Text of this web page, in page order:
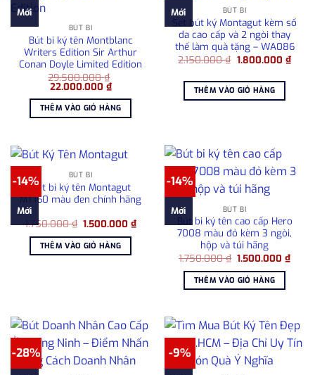
Mới
BÚT BI
Bút bi ký tên Montblanc
Writers Edition Sir Arthur
Conan Doyle Limited Edition
29.500.000₫
Giá
là:
29.500.000 ₫.
22.000.000 ₫Giá
hiện
tại
là:
22.000.000 ₫.
THÊM VÀO GIỎ HÀNG
Mới BÚT BI
Set bút ký Montagut kèm sổ
da cao cấp và 2 ngòi thay
thế làm quà tặng – WA086
2.150.000₫ Giá
2.150.000 ₫.
1.800.000 ₫Giá
hiện
THÊM VÀO GIỎ HÀNG
-14%
Mới
BÚT BI
Bút bi ký tên Montagut
MT160 màu đen chính hãng
1.750.000₫ Giá
là:
1.750.000 ₫.
1.500.000₫Giá
hiện
1.500.000 ₫.
THÊM VÀO GIỎ HÀNG
-14%
Mới BÚT BI
Bút bi ký tên cao cấp Hero
7008 màu đỏ kèm 3 ngòi,
hộp và túi hãng
1.750.000₫ Giá
là:
1.750.000 ₫.
1.500.000₫Giá
hiện
THÊM VÀO GIỎ HÀNG
-28% -9%